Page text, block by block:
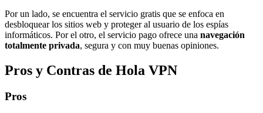
Por un lado, se encuentra el servicio gratis que se enfoca en
desbloquear los sitios web y proteger al usuario de los espías
informáticos. Por el otro, el servicio pago ofrece una navegación
totalmente privada, segura y con muy buenas opiniones.
Pros y Contras de Hola VPN
Pros